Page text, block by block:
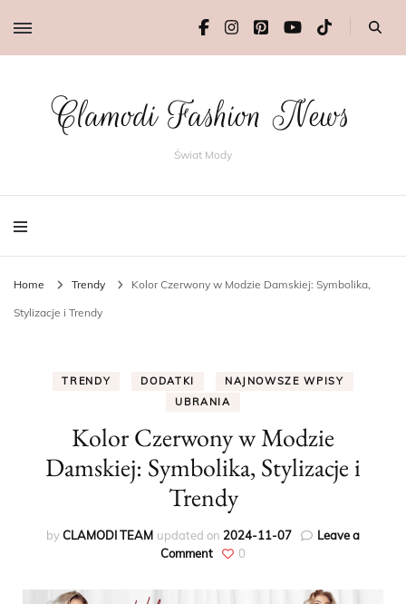
Clamodi Fashion News
Świat Mody
Home Trendy Kolor Czerwony w Modzie Damskiej: Symbolika,
Stylizacje i Trendy
TRENDY DODATKI
NAJNOWSZE WPISY
UBRANIA
Kolor Czerwony w Modzie
Damskiej: Symbolika, Stylizacje i
Trendy
byCLAMODI TEAM updated on 2024-11-07
Leave a
Commenton
Czerwony
0